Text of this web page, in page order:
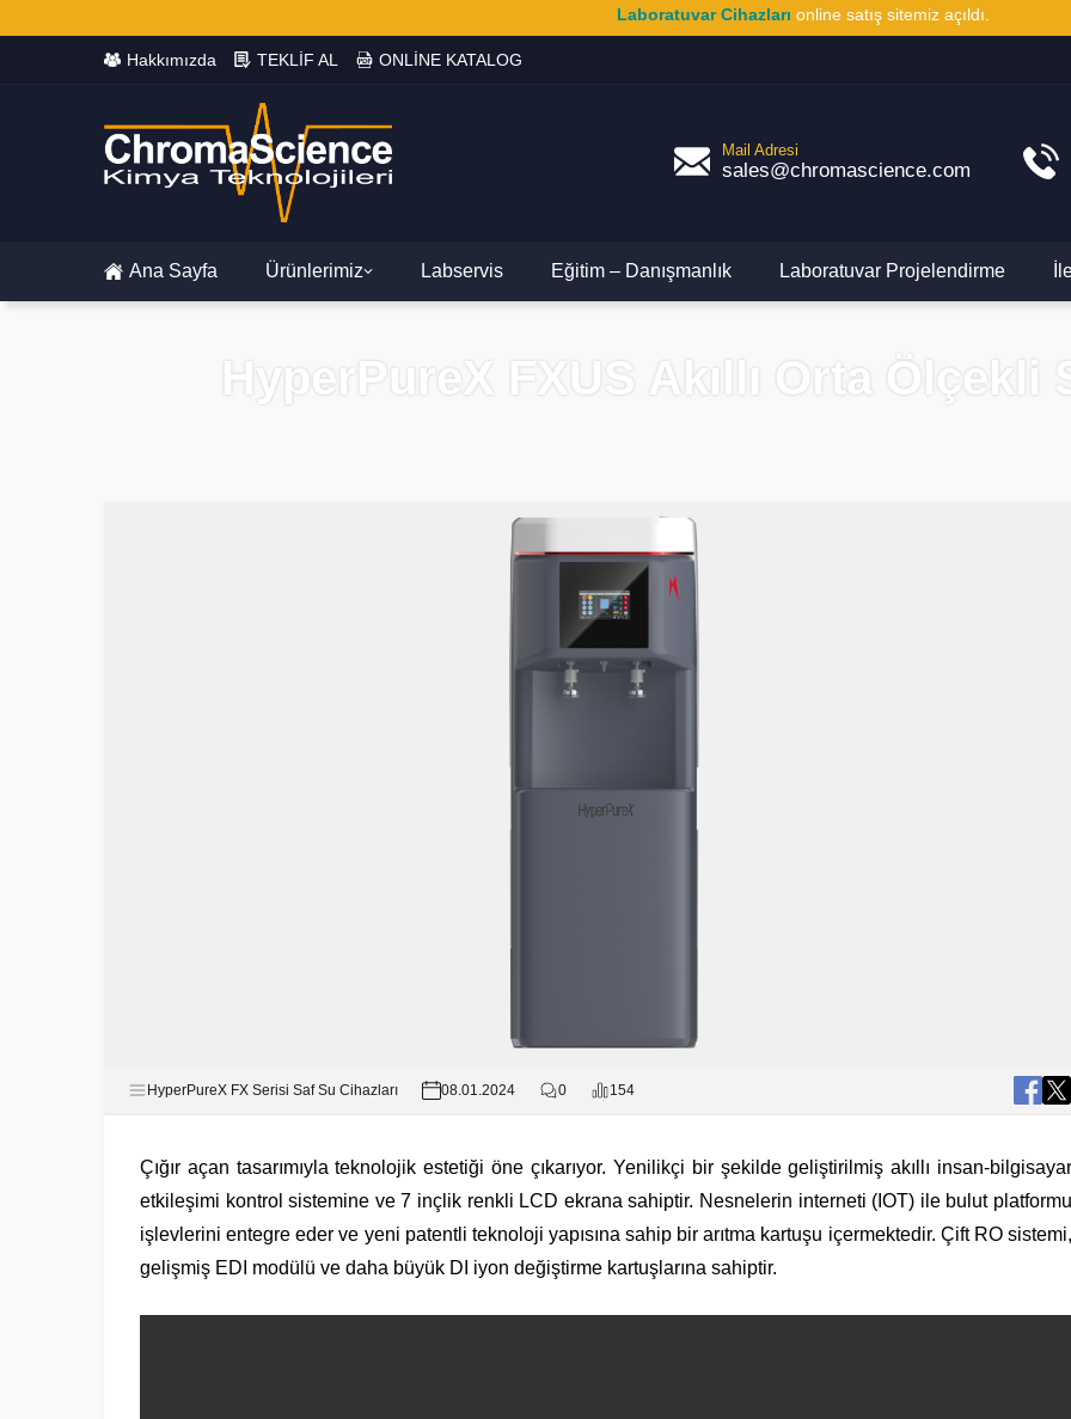
Laboratuvar Cihazları online satış sitemiz açıldı.
Hakkımızda TEKLİF AL ONLİNE KATALOG
Mail Adresi
sales@chromascience.com
Ana Sayfa Ürünlerimiz Labservis Eğitim – Danışmanlık Laboratuvar Projelendirme
HyperPureX FXUS Akıllı Orta Ölçekli
HyperPureX FX Serisi Saf Su Cihazları 08.01.2024 0 154
Çığır açan tasarımıyla teknolojik estetiği öne çıkarıyor. Yenilikçi bir şekilde geliştirilmiş akıllı insan-bilgisayar
etkileşimi kontrol sistemine ve 7 inçlik renkli LCD ekrana sahiptir. Nesnelerin interneti (IOT) ile bulut platformu
işlevlerini entegre eder ve yeni patentli teknoloji yapısına sahip bir arıtma kartuşu içermektedir. Çift RO sistemi,
gelişmiş EDI modülü ve daha büyük DI iyon değiştirme kartuşlarına sahiptir.